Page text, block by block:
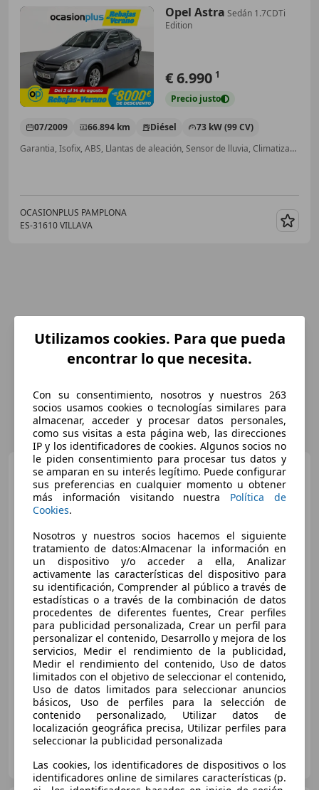
Opel Astra Sedán 1.7CDTi
Edition
€ 6.990 1
Precio justo
07/2009 66.894 km Diésel
73 kW (99 CV)
Garantia, Isofix, ABS, Llantas de aleación, Sensor de lluvia, Climatizador automático, Faros antiniebla, Elevalunas eléctrico
OCASIONPLUS PAMPLONA
ES-31610 VILLAVA
Opel Astra 1.5D DTH S/S
Edition 130
€ 15.990
Preciojusto
10/2022 56.000 km Diésel
96 kW (131 CV)
Garantia
MALLORCA CARS
ES-07011 PALMA DE MALLORCA
Utilizamos cookies. Para que pueda
encontrar lo que necesita.
Con su consentimiento, nosotros y nuestros 263
socios usamos cookies o tecnologías similares para
almacenar, acceder y procesar datos personales,
como sus visitas a esta página web, las direcciones
IP y los identificadores de cookies. Algunos socios no
le piden consentimiento para procesar tus datos y
se amparan en su interés legítimo. Puede configurar
sus preferencias en cualquier momento u obtener
más información visitando nuestra Política de
Cookies.
Nosotros y nuestros socios hacemos el siguiente
tratamiento de datos:Almacenar la información en
un dispositivo y/o acceder a ella, Analizar
activamente las características del dispositivo para
su identificación, Comprender al público a través de
estadísticas o a través de la combinación de datos
procedentes de diferentes fuentes, Crear perfiles
para publicidad personalizada, Crear un perfil para
personalizar el contenido, Desarrollo y mejora de los
servicios, Medir el rendimiento de la publicidad,
Medir el rendimiento del contenido, Uso de datos
limitados con el objetivo de seleccionar el contenido,
Uso de datos limitados para seleccionar anuncios
básicos, Uso de perfiles para la selección de
contenido personalizado, Utilizar datos de
localización geográfica precisa, Utilizar perfiles para
seleccionar la publicidad personalizada
Las cookies, los identificadores de dispositivos o los
identificadores online de similares características (p.